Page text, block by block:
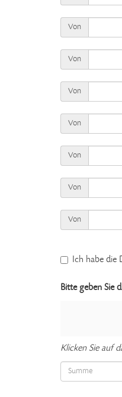
Von
Von
Von
Von
Von
Von
Von
Ich habe die
Bitte geben Sie
Klicken Sie auf